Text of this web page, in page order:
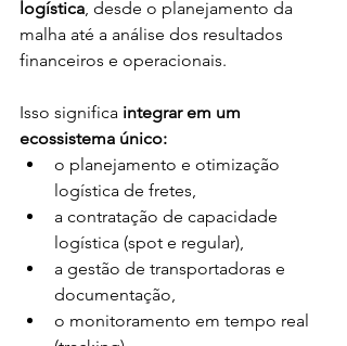
logística, desde o planejamento da
malha até a análise dos resultados
financeiros e operacionais.
Isso significa integrar em um
ecossistema único:
o planejamento e otimização
logística de fretes,
a contratação de capacidade
logística (spot e regular),
a gestão de transportadoras e
documentação,
o monitoramento em tempo real